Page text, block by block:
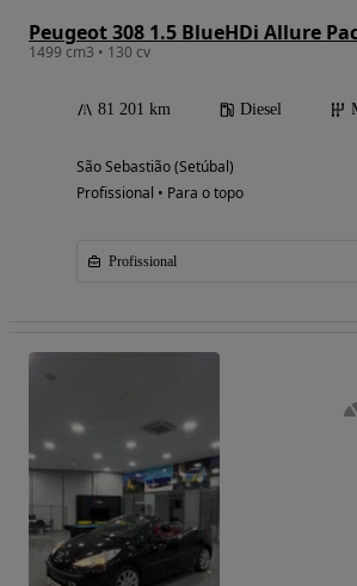
Peugeot 308 1.5 BlueHDi Allure
1499 cm3 • 130 cv
81 201 km Diesel
São Sebastião (Setúbal)
Profissional • Para o topo
Profissional